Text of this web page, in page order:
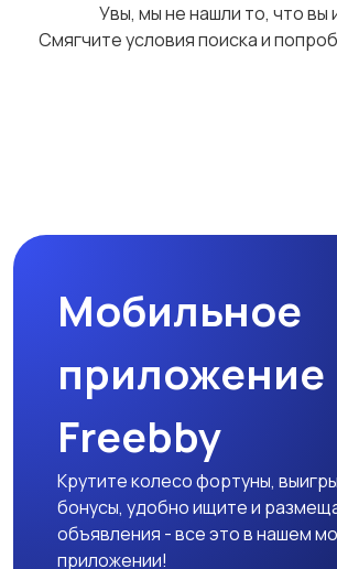
Увы, мы не нашли то, что вы
Смягчите условия поиска и
Мобильное
приложение
Freebby
Крутите колесо фортуны,
бонусы, удобно ищите и
объявления - все это в нашем
приложении!